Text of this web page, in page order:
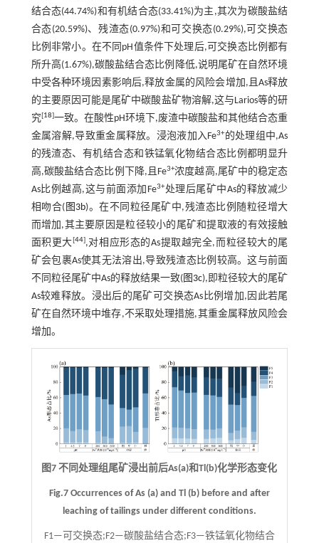
结合态(44.74%)和有机结合态(33.41%)为主,其次为碳酸盐结
合态(20.59%)、残渣态(0.97%)和可交换态(0.29%),可交换态
比例非常小。在不同pH值条件下处理后,可交换态比例都有
所升高(1.67%),碳酸盐结合态比例降低,说明尾矿在自然环境
中受各种环境因素影响后,释放金属的风险会增加,且As释放
的主要原因可能是尾矿中碳酸盐矿物溶解,这与Larios等的研
究[18]一致。在酸性pH环境下,废渣中碳酸盐和其他结合态重
金属溶解,导致重金属释放。浸泡液加入Fe3+的处理组中,As
的残渣态、有机结合态和铁锰氧化物结合态比例都明显升
高,碳酸盐结合态比例下降,且Fe3+浓度越高,尾矿中的稳定态
As比例越高,这与前面添加Fe3+处理后尾矿中As的释放减少
相吻合( 图3b)。在不同粒径尾矿中,残渣态比例随粒径增大
而增加,其主要原因是粒径较小的尾矿和提取液的有效接触
面积更大[44],对相应形态的As提取越完全,而粒径较大的尾
矿会包裹As使其无法溶出,导致残渣态比例较高。这与前面
不同粒径尾矿中As的释放结果一致( 图3c),即粒径较大的尾矿
As较难释放。浸出后的尾矿可交换态As比例增加,因此若尾
矿在自然环境中堆存,不采取处理措施,其重金属释放风险会
增加。
图7 不同处理组尾矿浸出前后As(a)和Tl(b)化学形态变化
Fig.7 Occurrences of As (a) and Tl (b) before and after
leaching of tailings under different conditions.
F1—可交换态;F2—碳酸盐结合态;F3—铁锰氧化物结合